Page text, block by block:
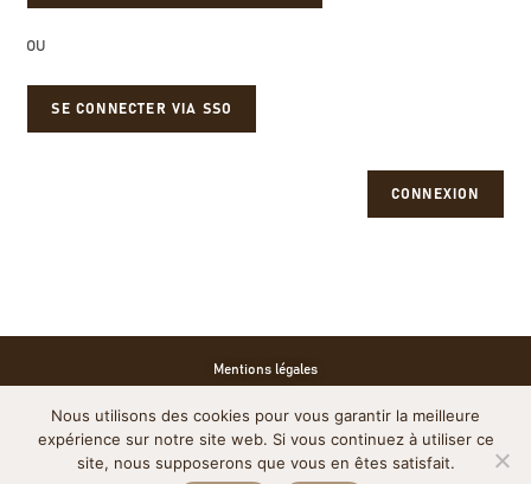
OU
SE CONNECTER VIA SSO
CONNEXION
Mentions légales
Politique de cookies
Nous utilisons des cookies pour vous garantir la meilleure
expérience sur notre site web. Si vous continuez à utiliser ce
site, nous supposerons que vous en êtes satisfait.